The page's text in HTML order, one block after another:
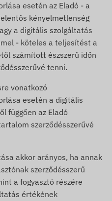
esetén az Eladó - a
kényelmetlenség
a digitális szolgáltatás
- köteles a teljesítést a
számított észszerű időn
tenni.
vonatkozó
esetén a digitális
függően az Eladó
szerződésszerűvé
akkor arányos, ha annak
szerződésszerű
a fogyasztó részére
értékének